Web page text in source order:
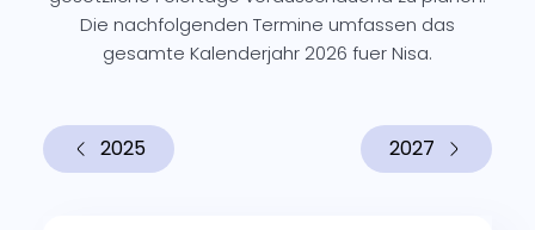
Die nachfolgenden Termine umfassen das
gesamte Kalenderjahr 2026 fuer Nisa.
2025 2027